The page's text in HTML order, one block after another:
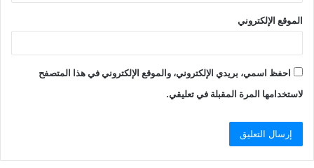
الموقع الإلكتروني
احفظ اسمي، بريدي الإلكتروني، والموقع الإلكتروني في هذا المتصفح
لاستخدامها المرة المقبلة في تعليقي.